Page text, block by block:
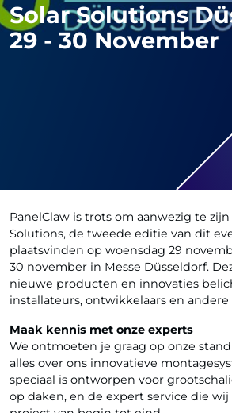
Solar Solutions
29 - 30 November
PanelClaw is trots om aanwezig te
Solutions, de tweede editie van dit
plaatsvinden op woensdag 29
30 november in Messe Düsseldorf.
nieuwe producten en innovaties
installateurs, ontwikkelaars en andere
Maak kennis met onze experts
We ontmoeten je graag op onze
alles over ons innovatieve
speciaal is ontworpen voor
op daken, en de expert service die